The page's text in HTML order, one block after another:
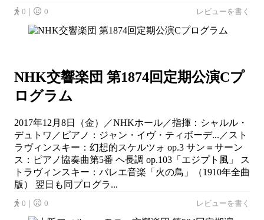
0｜ 0 レビューを書く
NHK交響楽団 第1874回定期公演Cプ
ログラム
2017年12月8日（金）／NHKホール／指揮：シャルル・
デュトワ／ピアノ：ジャン・イヴ・ティボーデ...／スト
ラヴィンスキー：幻想的スケルツォ op.3 サン＝サーン
ス：ピアノ協奏曲第5番 ヘ長調 op.103「エジプト風」 ス
トラヴィンスキー：バレエ音楽「火の鳥」（1910年全曲
版） 翌日も同プログラ...
0｜ 0 レビューを書く